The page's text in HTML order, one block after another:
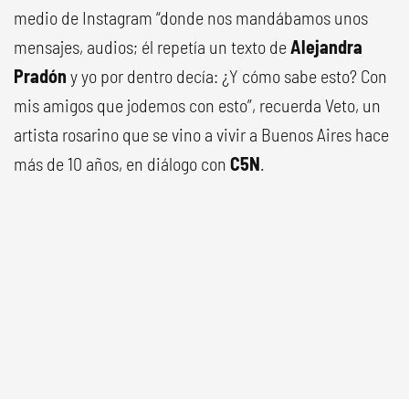
medio de Instagram “donde nos mandábamos unos
mensajes, audios; él repetía un texto deAlejandra
Pradón y yo por dentro decía: ¿Y cómo sabe esto? Con
mis amigos que jodemos con esto”, recuerda Veto, un
artista rosarino que se vino a vivir a Buenos Aires hace
más de 10 años, en diálogo con C5N.